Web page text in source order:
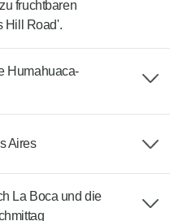
fruchtbaren
Hill Road'.
Humahuaca-
Aires
La Boca und die